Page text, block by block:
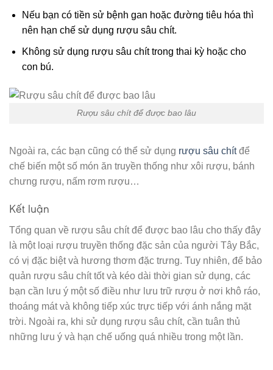
Nếu bạn có tiền sử bệnh gan hoặc đường tiêu hóa thì
nên hạn chế sử dụng rượu sâu chít.
Không sử dụng rượu sâu chít trong thai kỳ hoặc cho
con bú.
Rượu sâu chít để được bao lâu
Ngoài ra, các bạn cũng có thể sử dụng rượu sâu chítđể
chế biến một số món ăn truyền thống như xôi rượu, bánh
chưng rượu, nấm rơm rượu…
Kết luận
Tổng quan về rượu sâu chít để được bao lâu cho thấy đây
là một loại rượu truyền thống đặc sản của người Tây Bắc,
có vị đặc biệt và hương thơm đặc trưng. Tuy nhiên, để bảo
quản rượu sâu chít tốt và kéo dài thời gian sử dụng, các
bạn cần lưu ý một số điều như lưu trữ rượu ở nơi khô ráo,
thoáng mát và không tiếp xúc trực tiếp với ánh nắng mặt
trời. Ngoài ra, khi sử dụng rượu sâu chít, cần tuân thủ
những lưu ý và hạn chế uống quá nhiều trong một lần.